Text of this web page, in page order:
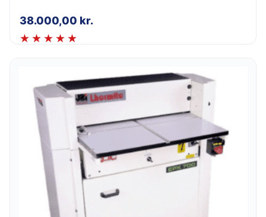
38.000,00 kr.